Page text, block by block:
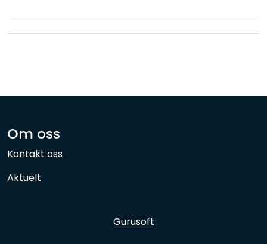
Om oss
Kontakt oss
Aktuelt
Gurusoft